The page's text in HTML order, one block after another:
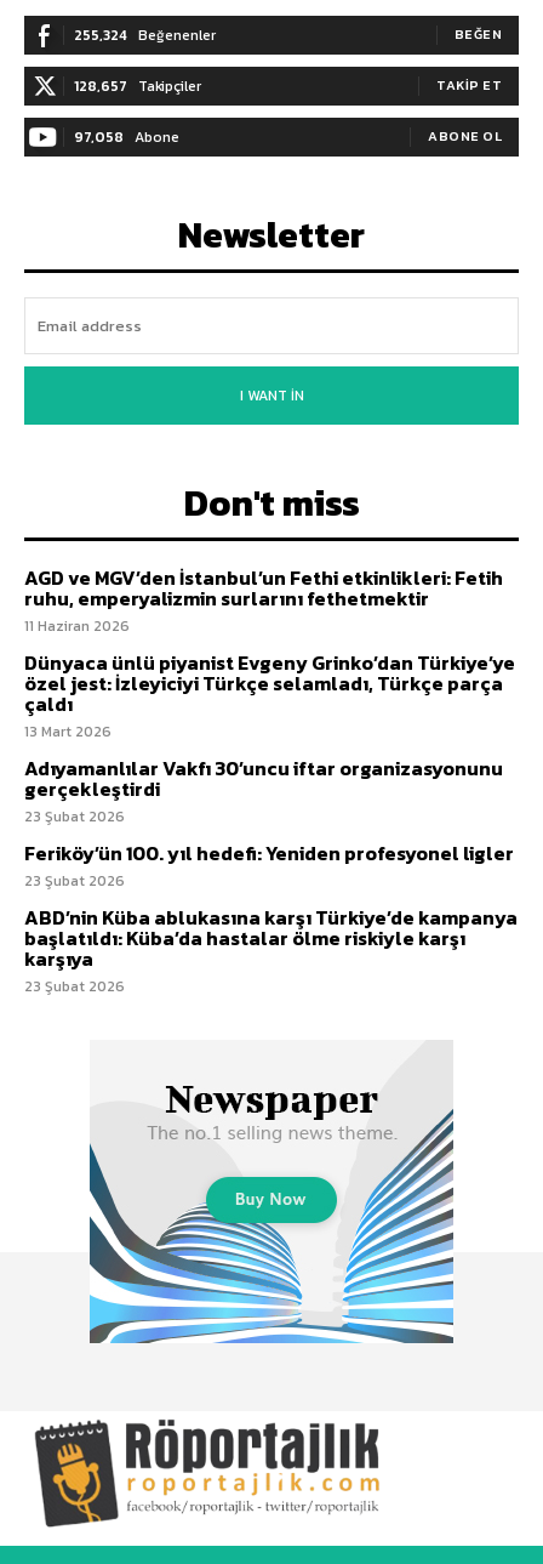
255,324 Beğenenler BEĞEN
128,657 Takipçiler TAKIP ET
97,058 Abone ABONE OL
Newsletter
I WANT IN
Don't miss
AGD ve MGV’den İstanbul’un Fethi etkinlikleri: Fetih
ruhu, emperyalizmin surlarını fethetmektir
11 Haziran 2026
Dünyaca ünlü piyanist Evgeny Grinko’dan Türkiye’ye
özel jest: İzleyiciyi Türkçe selamladı, Türkçe parça
çaldı
13 Mart 2026
Adıyamanlılar Vakfı 30’uncu iftar organizasyonunu
gerçekleştirdi
23 Şubat 2026
Feriköy’ün 100. yıl hedefi: Yeniden profesyonel ligler
23 Şubat 2026
ABD’nin Küba ablukasına karşı Türkiye’de kampanya
başlatıldı: Küba’da hastalar ölme riskiyle karşı
karşıya
23 Şubat 2026